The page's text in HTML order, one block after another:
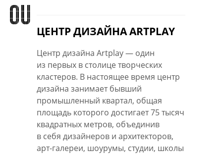
ЦЕНТР ДИЗАЙНА ARTPLAY
Центр дизайна Artplay — один
из первых в столице творческих
кластеров. В настоящее время центр
дизайна занимает бывший
промышленный квартал, общая
площадь которого достигает 75 тысяч
квадратных метров, объединив
в себя дизайнеров и архитекторов,
арт-галереи, шоурумы, студии, школы